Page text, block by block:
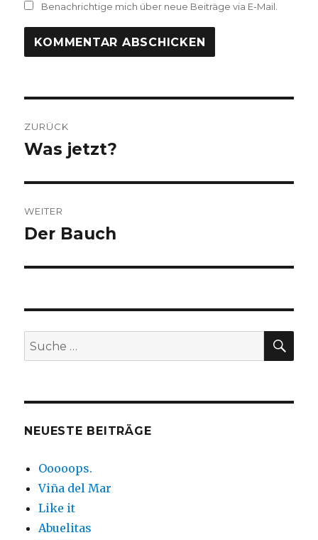
Benachrichtige mich über neue Beiträge via E-Mail.
ZURÜCK
Vorheriger
Was jetzt?
WEITER
Nächster
Der Bauch
Suche
nach:
NEUESTE BEITRÄGE
Ooooops.
Viña del Mar
Like it
Abuelitas